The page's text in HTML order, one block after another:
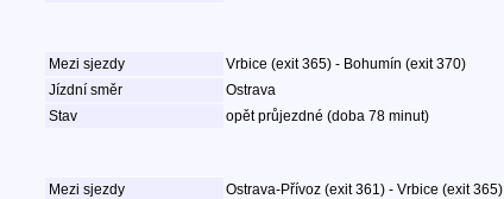
Mezi sjezdy
Vrbice (exit 365) - Bohumín (exit 370)
Jízdní směr
Ostrava
Stav opět průjezdné (doba 78 minut)
Mezi sjezdy
Ostrava-Přívoz (exit 361) - Vrbice (exit 365)